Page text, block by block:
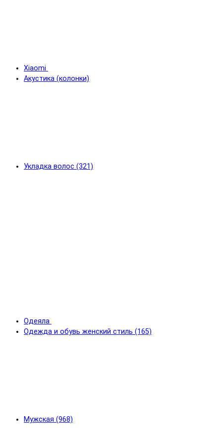
Xiaomi
Акустика (колонки)
Укладка волос (321)
Одеяла
Одежда и обувь женский стиль (165)
Мужская (968)